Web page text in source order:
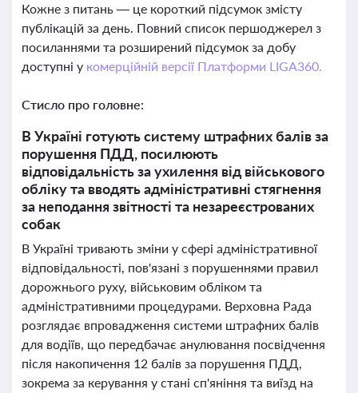
Кожне з питань — це короткий підсумок змісту
публікацій за день. Повний список першоджерел з
посиланнями та розширений підсумок за добу
доступні у комерційній версії Платформи LIGA360.
Стисло про головне:
В Україні готують систему штрафних балів за
порушення ПДД, посилюють
відповідальність за ухилення від військового
обліку та вводять адміністративні стягнення
за неподання звітності та незареєстрованих
собак
В Україні тривають зміни у сфері адміністративної
відповідальності, пов'язані з порушеннями правил
дорожнього руху, військовим обліком та
адміністративними процедурами. Верховна Рада
розглядає впровадження системи штрафних балів
для водіїв, що передбачає анулювання посвідчення
після накопичення 12 балів за порушення ПДД,
зокрема за керування у стані сп'яніння та виїзд на